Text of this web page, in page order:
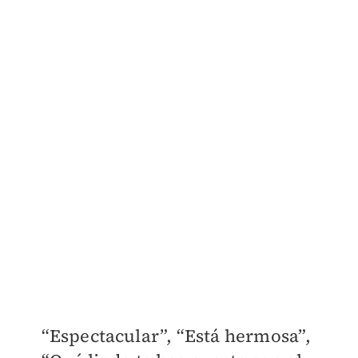
“Espectacular”, “Está hermosa”,